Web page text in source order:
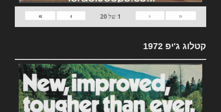
«
‹
1 של20
›
»
קטלוג ג'יפ 1972